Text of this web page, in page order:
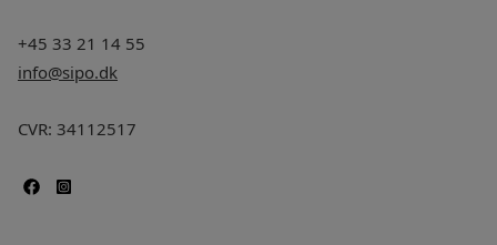
+45 33 21 14 55
info@sipo.dk
CVR: 34112517